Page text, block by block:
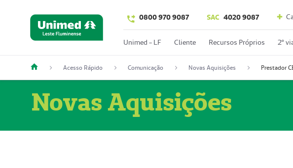
0800 970 9087 SAC 4020 9087
Unimed - LF Cliente Recursos Próprios 2º
Acesso Rápido Comunicação Novas Aquisições
Novas Aquisições